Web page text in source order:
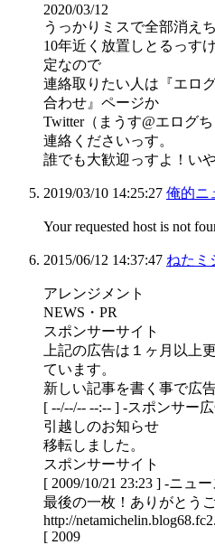
2020/03/12
うっかりミスで全部消え
10年近く放置しとるっす
定なので
連絡取りたい人は『エロ
合わせ』ページか
Twitter（まうす@エログ
連絡くださいっす。
誰でも大歓迎っすよ！い
2019/03/10 14:25:27 俺的ニ
Your requested host is not
2015/06/12 14:37:47 ねたミ
アレンジメント
NEWS・PR
スポンサーサイト
上記の広告は１ヶ月以上
ています。
新しい記事を書く事で広
[ --/--/-- --:-- ] -スポンサー
引越しのお知らせ
移転しました。
スポンサーサイト
[ 2009/10/21 23:23 ] -ニュ
最後の一枚！ありがとう
http://
[ 2009